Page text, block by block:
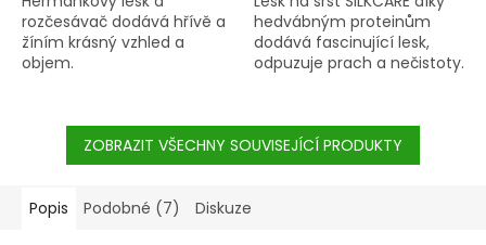
rozčesávač dodává hřívě a
žíním krásný vzhled a
objem.
hedvábným proteinům
dodává fascinující lesk,
odpuzuje prach a nečistoty.
ZOBRAZIT VŠECHNY SOUVISEJÍCÍ PRODUKTY
Popis Podobné (7) Diskuze